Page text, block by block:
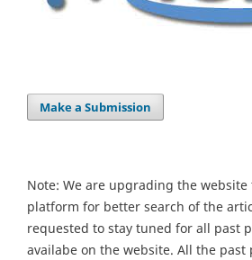
Make a Submission
Note: We are upgrading the website
platform for better search of the
requested to stay tuned for all past
availabe on the website. All the past